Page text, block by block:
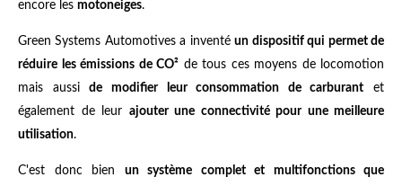
encore les motoneiges.
Green Systems Automotives a inventéun dispositif qui permet de
réduire les émissions de CO² de tous ces moyens de locomotion
mais ausside modifier leur consommation de carburant et
également de leur ajouter une connectivité pour une meilleure
utilisation.
C'est donc bien un système complet et multifonctions que